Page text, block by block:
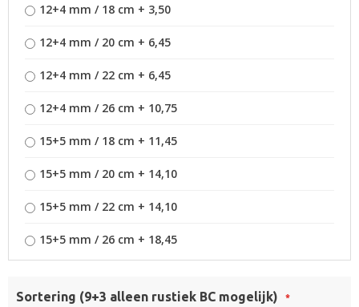
12+4 mm / 18 cm + 3,50
12+4 mm / 20 cm + 6,45
12+4 mm / 22 cm + 6,45
12+4 mm / 26 cm + 10,75
15+5 mm / 18 cm + 11,45
15+5 mm / 20 cm + 14,10
15+5 mm / 22 cm + 14,10
15+5 mm / 26 cm + 18,45
Sortering (9+3 alleen rustiek BC mogelijk)